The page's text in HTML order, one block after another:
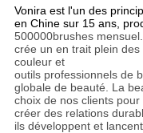
Vonira est l'un des
en Chine sur 15 ans,
500000brushes
crée un en trait plein
couleur et
outils professionnels de
globale de beauté. La
choix de nos clients
créer des relations
ils développent et